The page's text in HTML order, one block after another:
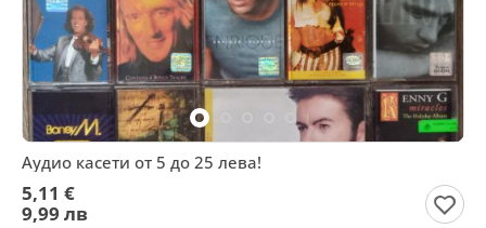
Аудио касети от 5 до 25 лева!
5,11 €
9,99 лв